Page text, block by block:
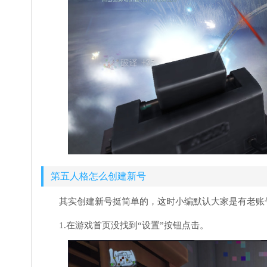
第五人格怎么创建新号
其实创建新号挺简单的，这时小编默认大家是有老账
1.在游戏首页没找到“设置”按钮点击。